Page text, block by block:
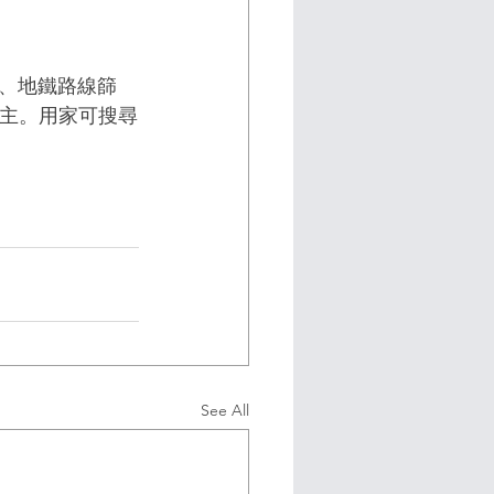
地鐵路線篩
。用家可搜尋
See All